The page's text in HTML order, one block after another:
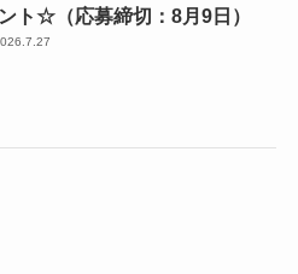
ト☆（応募締切：8月9日）